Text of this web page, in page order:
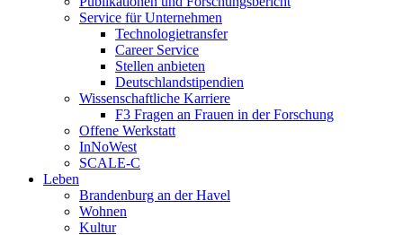
Service für Unternehmen
Technologietransfer
Career Service
Stellen anbieten
Deutschlandstipendien
Wissenschaftliche Karriere
F3 Fragen an Frauen in der Forschung
Offene Werkstatt
InNoWest
SCALE-C
Leben
Brandenburg an der Havel
Wohnen
Kultur